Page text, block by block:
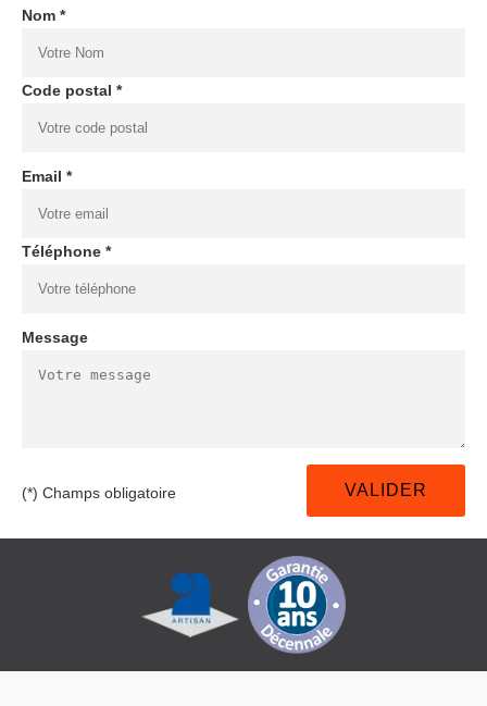
Nom *
Code postal *
Email *
Téléphone *
Message
(*) Champs obligatoire